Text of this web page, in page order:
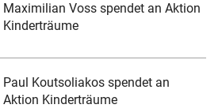
Maximilian Voss spendet an Aktion
Kinderträume
Paul Koutsoliakos spendet an
Aktion Kinderträume